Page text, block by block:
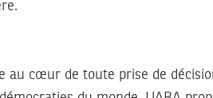
au cœur de toute prise de